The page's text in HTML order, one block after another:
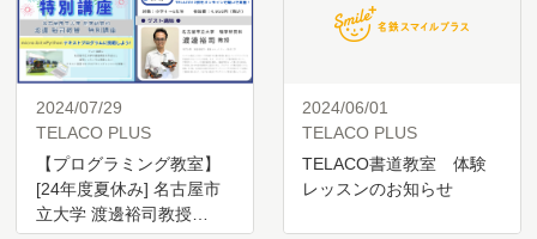
2024/07/29
TELACO PLUS
【プログラミング教室】
[24年度夏休み] 名古屋市
立大学 渡邊裕司教授…
2024/06/01
TELACO PLUS
TELACO書道教室 体験
レッスンのお知らせ